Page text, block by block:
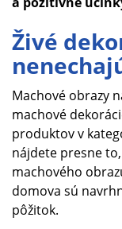
Živé
Machové obrazy
machové
produktov v
nájdete presne
machového
domova sú
pôžitok.